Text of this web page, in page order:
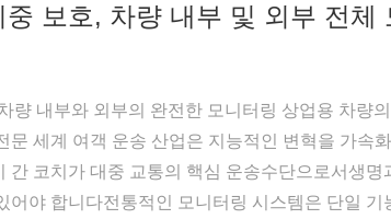
보호, 차량 내부 및 외부 전체
량 내부와 외부의 완전한 모니터링 상업용 차량
문 세계 여객 운송 산업은 지능적인 변혁을 가속
간 코치가 대중 교통의 핵심 운송수단으로서생명
어야 합니다전통적인 모니터링 시스템은 단일 기